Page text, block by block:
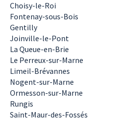
Choisy-le-Roi
Fontenay-sous-Bois
Gentilly
Joinville-le-Pont
La Queue-en-Brie
Le Perreux-sur-Marne
Limeil-Brévannes
Nogent-sur-Marne
Ormesson-sur-Marne
Rungis
Saint-Maur-des-Fossés